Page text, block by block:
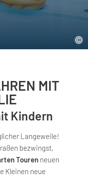
MIT
Kindern
Langeweile!
bezwingst,
Touren neuen
Kleinen neue